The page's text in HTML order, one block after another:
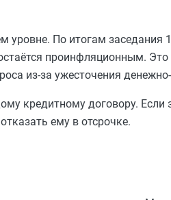
По итогам заседания
проинфляционным. Это
из-за ужесточения
кредитному договору. Если
ему в отсрочке.